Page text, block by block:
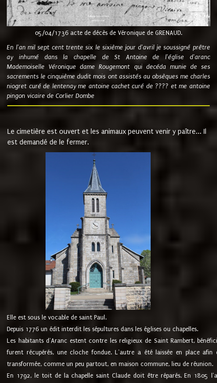
05/04/1736 acte de décès de Véronique de GRENAUD.
En l'an mil sept cent trente six le sixième jour d'avril je soussigné prêtre
ay inhumé dans la chapelle de St Antoine de l'église d'aranc
Mademoiselle Véronique dame Rougemont qui decéda munie de ses
sacrements le cinquième dudit mois ont assistés au obsèques me charles
niogret curé de lentenay me antoine cachet curé de ???? et me antoine
pingon vicaire de Corlier Dombe
Le cimetière est ouvert et les animaux peuvent venir y paître... Il
est demandé de le fermer.
Elle est sous le vocable de saint Paul.
Depuis 1776 un édit interdit les sépultures dans les églises ou chapelles.
Les habitants d'Aranc estent contre les religieux de Saint Rambert,
furent récupérés, une cloche fondue. L'autre a été laissée en place
transformée, comme un peu partout, en maison commune, lieu de réunion.
En 1792, le toit de la chapelle saint Claude doit être réparés. En 1805